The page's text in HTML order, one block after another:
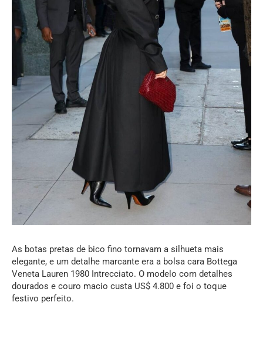
As botas pretas de bico fino tornavam a silhueta mais
elegante, e um detalhe marcante era a bolsa cara Bottega
Veneta Lauren 1980 Intrecciato. O modelo com detalhes
dourados e couro macio custa US$ 4.800 e foi o toque
festivo perfeito.